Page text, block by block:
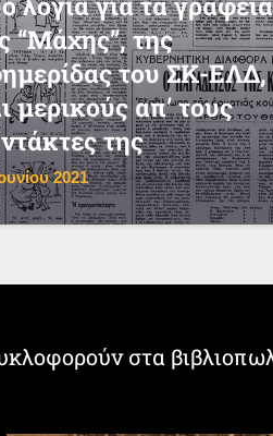
“Μάχης”, της
του ΣΚ-ΕΛΔ,
μερικούς απ’ τους
της
2021
στα